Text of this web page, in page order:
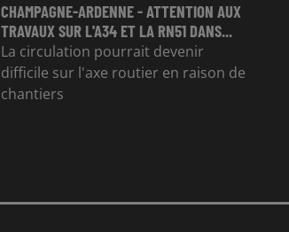
CHAMPAGNE-ARDENNE - ATTENTION AUX
TRAVAUX SUR L'A34 ET LA RN51 DANS...
La circulation pourrait devenir
difficile sur l'axe routier en raison de
chantiers